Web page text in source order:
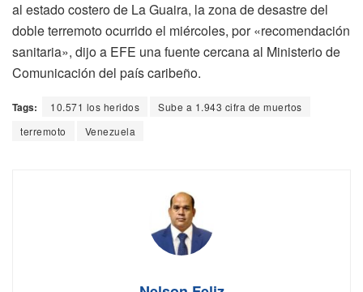
al estado costero de La Guaira, la zona de desastre del
doble terremoto ocurrido el miércoles, por «recomendación
sanitaria», dijo a EFE una fuente cercana al Ministerio de
Comunicación del país caribeño.
Tags: 10.571 los heridos
Sube a 1.943 cifra de muertos
terremoto
Venezuela